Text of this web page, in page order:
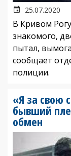
25.07.2020
В Кривом
знакомого,
пытал,
сообщает
полиции.
«Я за свою
бывший
обмен